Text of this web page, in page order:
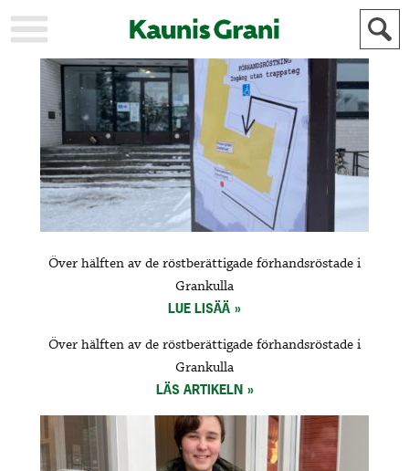
KAUPUNKI
STADEN
AJANKOHTAISTA
AKTUELLT
URHEILU
IDROTT
KULTTUURI
KULTUR
HISTORIA
HISTORIA
YLEINEN
ALLMÄN
MAINOSTAJILLE
FÖR
ANNONSÖRER
Över hälften av de röstberättigade förhandsröstade i
Grankulla
LUE LISÄÄ
Över hälften av de röstberättigade förhandsröstade i
Grankulla
LÄS ARTIKELN